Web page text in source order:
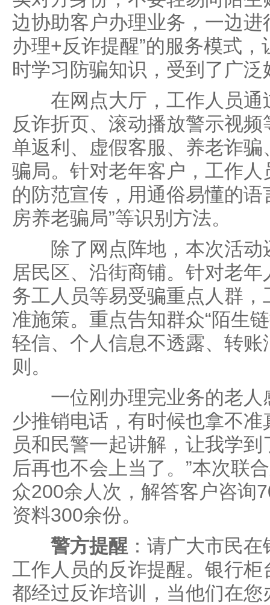
边协助客户办理业务，一边进
办理+反诈提醒”的服务模式
时学习防骗知识，受到了广泛
在网点大厅，工作人员通
反诈折页、滚动播放警示视
单返利、虚假客服、养老诈
骗局。针对老年客户，工作
的防范宣传，用通俗易懂的语
房养老骗局”等识别方法。
除了网点阵地，本次活动
居民区、沿街商铺。针对老
务工人员等易受骗重点人群
准施策。重点告知群众“陌生
轻信、个人信息不透露、转账
则。
一位刚办理完业务的老人
少推销电话，有时候也拿不
员和民警一起讲解，让我学
后再也不会上当了。”本次联
众200余人次，解答客户咨询
资料300余份。
警方提醒 ：请广大市民
工作人员的反诈提醒。银行
都经过反诈培训，当他们在